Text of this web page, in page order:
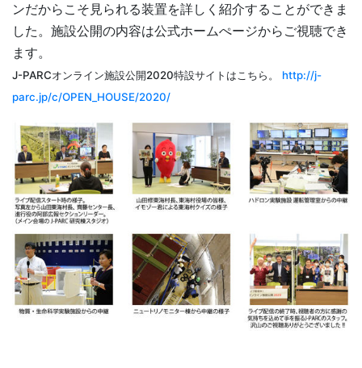
ンだからこそ見られる装置を詳しく紹介することができま
した。施設公開の内容は公式ホームぺージからご視聴でき
ます。
J-PARCオンライン施設公開2020特設サイトはこちら。 http://j-
parc.jp/c/OPEN_HOUSE/2020/